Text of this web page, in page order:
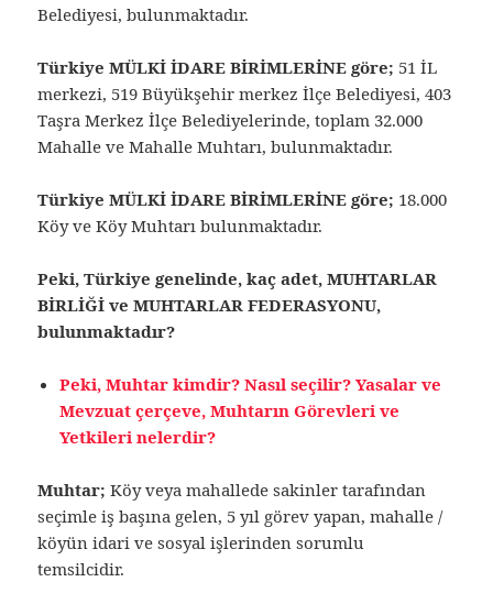
Belediyesi, bulunmaktadır.
Türkiye MÜLKİ İDARE BİRİMLERİNE göre; 51 İL
merkezi, 519 Büyükşehir merkez İlçe Belediyesi, 403
Taşra Merkez İlçe Belediyelerinde, toplam 32.000
Mahalle ve Mahalle Muhtarı, bulunmaktadır.
Türkiye MÜLKİ İDARE BİRİMLERİNE göre; 18.000
Köy ve Köy Muhtarı bulunmaktadır.
Peki, Türkiye genelinde, kaç adet, MUHTARLAR
BİRLİĞİ ve MUHTARLAR FEDERASYONU,
bulunmaktadır?
Peki, Muhtar kimdir? Nasıl seçilir? Yasalar ve
Mevzuat çerçeve, Muhtarın Görevleri ve
Yetkileri nelerdir?
Muhtar; Köy veya mahallede sakinler tarafından
seçimle iş başına gelen, 5 yıl görev yapan, mahalle /
köyün idari ve sosyal işlerinden sorumlu
temsilcidir.